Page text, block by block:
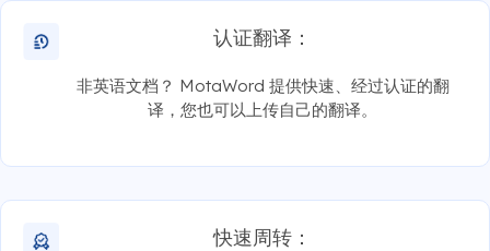
认证翻译：
非英语文档？ MotaWord 提供快速、经过认证的翻
译，您也可以上传自己的翻译。
快速周转：